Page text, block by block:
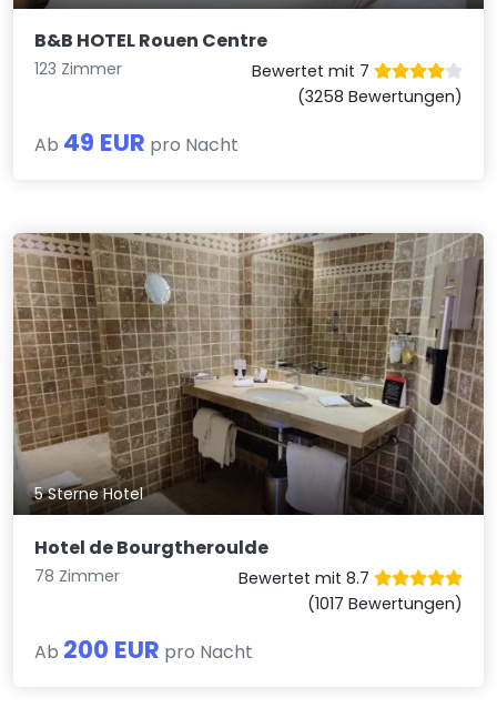
B&B HOTEL Rouen Centre
123 Zimmer
Bewertet mit 7
(3258 Bewertungen)
Ab 49 EUR pro Nacht
5 Sterne Hotel
Hotel de Bourgtheroulde
78 Zimmer
Bewertet mit 8.7
(1017 Bewertungen)
Ab 200 EUR pro Nacht